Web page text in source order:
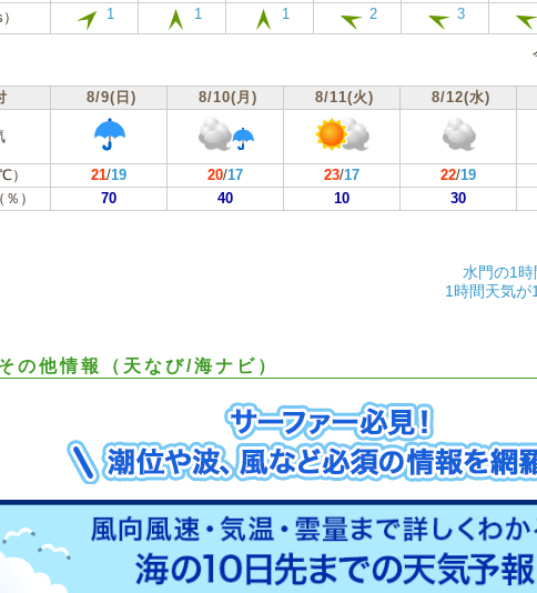
1 1 1 2 3
8/9(日) 8/10(月) 8/11(火) 8/12(水)
21/19 20/17 23/17 22/19
）
70 40 10 30
水門の1時
1時間天気が
の他情報（天なび/海ナビ）